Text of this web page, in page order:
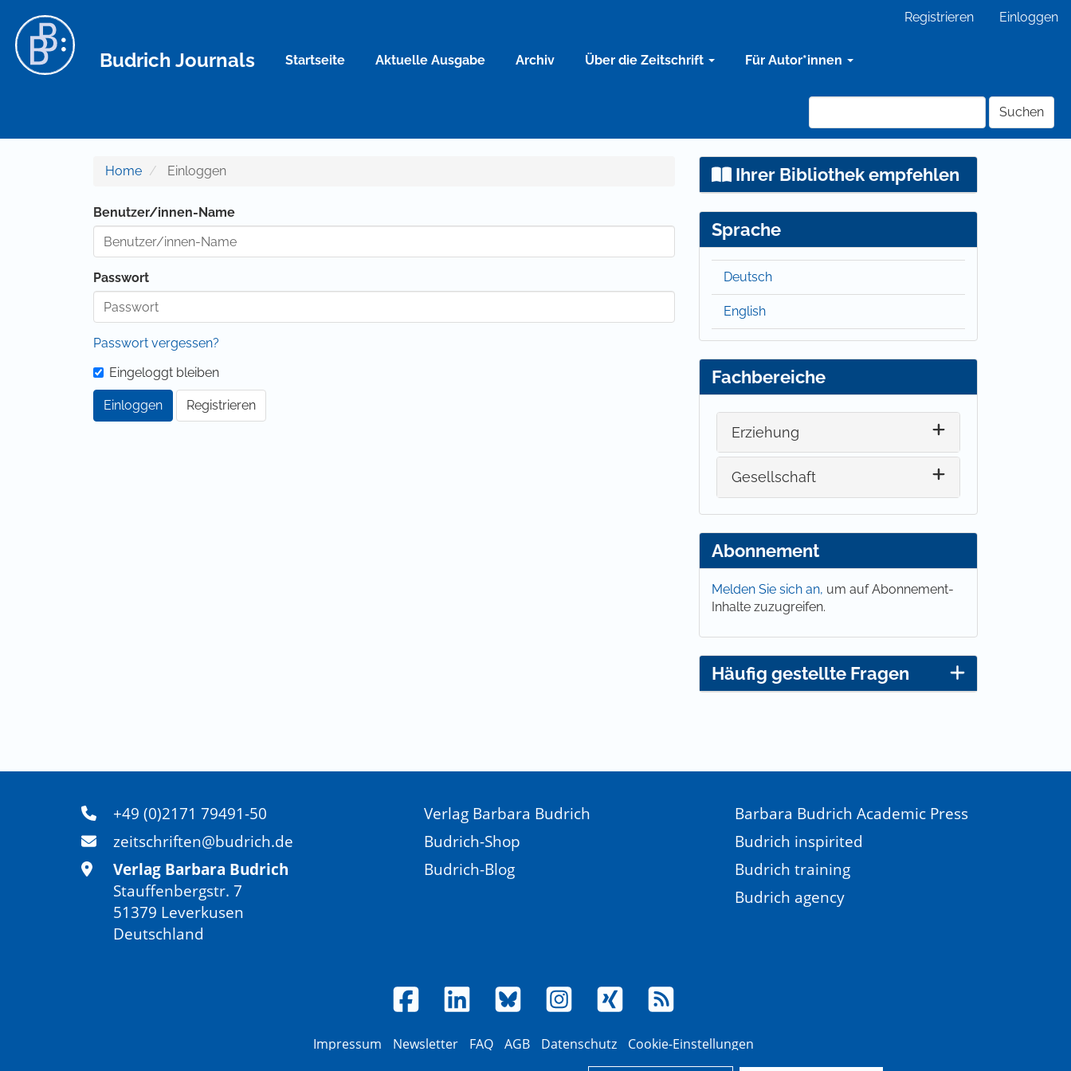
Hauptinhalt
Sidebar
Registrieren Einloggen
Budrich Journals Startseite Aktuelle Ausgabe Archiv Über die Zeitschrift Für Autor*innen
Suchen
Home Einloggen
Benutzer/innen-Name
Passwort
Passwort vergessen?
Eingeloggt bleiben
Einloggen Registrieren
Ihrer Bibliothek empfehlen
Sprache
Deutsch
English
Fachbereiche
Erziehung
Gesellschaft
Abonnement
Melden Sie sich an, um auf Abonnement-
Inhalte zuzugreifen.
Häufig gestellte Fragen
+49 (0)2171 79491-50
zeitschriften@budrich.de
Verlag Barbara Budrich
Stauffenbergstr. 7
51379 Leverkusen
Deutschland
Verlag Barbara Budrich
Budrich-Shop
Budrich-Blog
Barbara Budrich Academic Press
Budrich inspirited
Budrich training
Budrich agency
Impressum Newsletter FAQ AGB Datenschutz Cookie-Einstellungen